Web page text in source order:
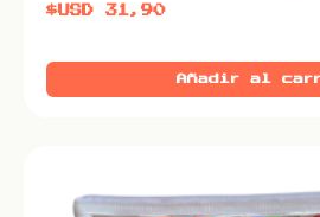
$USD31,90
Añadir al